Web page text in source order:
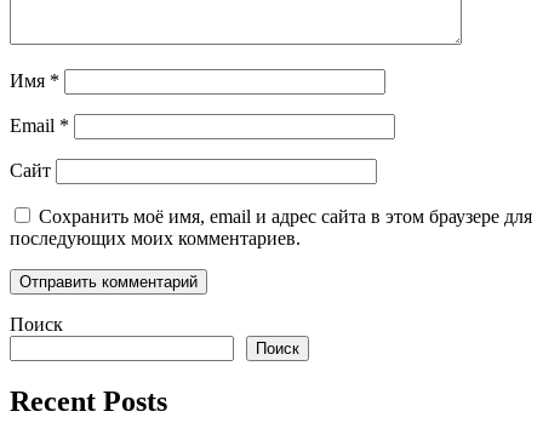
Имя *
Email *
Сайт
Сохранить моё имя, email и адрес сайта в этом браузере для
последующих моих комментариев.
Поиск
Поиск
Recent Posts